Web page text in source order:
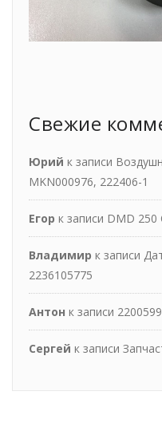
Свежие
Юрий к записи
MKN000976, 222406-1
Егор к записи DMD 250
Владимир к записи
2236105775
Антон к записи
Сергей к записи